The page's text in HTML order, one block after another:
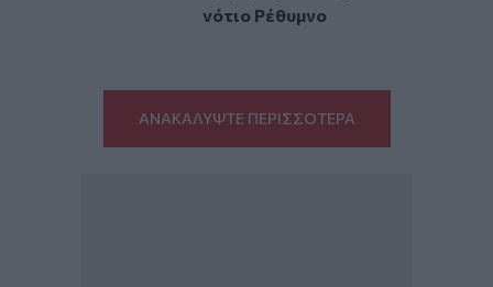
νότιο Ρέθυμνο
ΑΝΑΚΑΛΥΨΤΕ ΠΕΡΙΣΣΟΤΕΡΑ